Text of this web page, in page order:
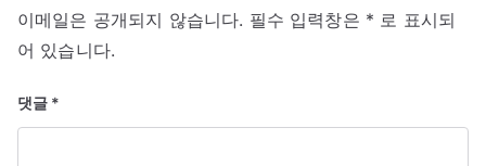
이메일은 공개되지 않습니다. 필수 입력창은 * 로 표시되
어 있습니다.
댓글 *